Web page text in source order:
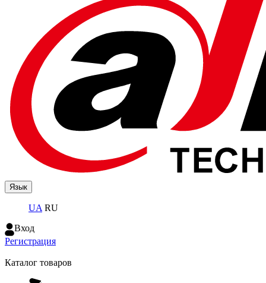
Язык
UA RU
Вход
Регистрация
Каталог товаров